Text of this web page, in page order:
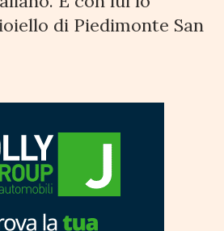
di Piedimonte San